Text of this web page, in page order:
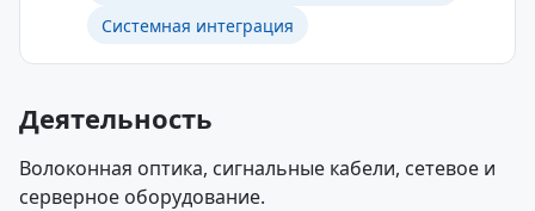
Системная интеграция
Деятельность
Волоконная оптика, сигнальные кабели, сетевое и
серверное оборудование.